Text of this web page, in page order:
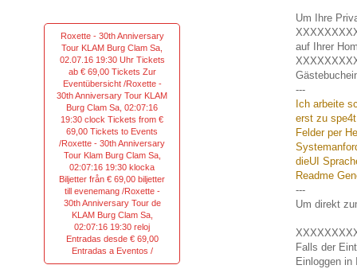
Um Ihre
auf Ihrer
---
Ich arbeite
erst zu
Felder per
dieUI
Readme
---
Um direkt
Falls der
Einloggen in
Roxette - 30th Anniversary
Tour KLAM Burg Clam Sa,
02.07.16 19:30 Uhr Tickets
ab € 69,00 Tickets Zur
Eventübersicht /Roxette -
30th Anniversary Tour KLAM
Burg Clam Sa, 02:07:16
19:30 clock Tickets from €
69,00 Tickets to Events
/Roxette - 30th Anniversary
Tour Klam Burg Clam Sa,
02:07:16 19:30 klocka
Biljetter från € 69,00 biljetter
till evenemang /Roxette -
30th Anniversary Tour de
KLAM Burg Clam Sa,
02:07:16 19:30 reloj
Entradas desde € 69,00
Entradas a Eventos /